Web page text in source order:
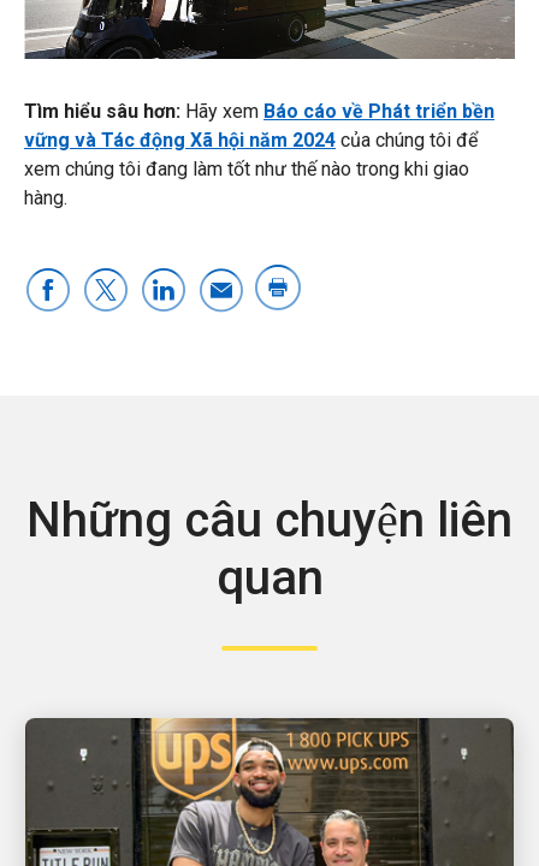
Tìm hiểu sâu hơn: Hãy xem Báo cáo về Phát triển bền
vững và Tác động Xã hội năm 2024 của chúng tôi để
xem chúng tôi đang làm tốt như thế nào trong khi giao
hàng.
Những câu chuyện liên
quan